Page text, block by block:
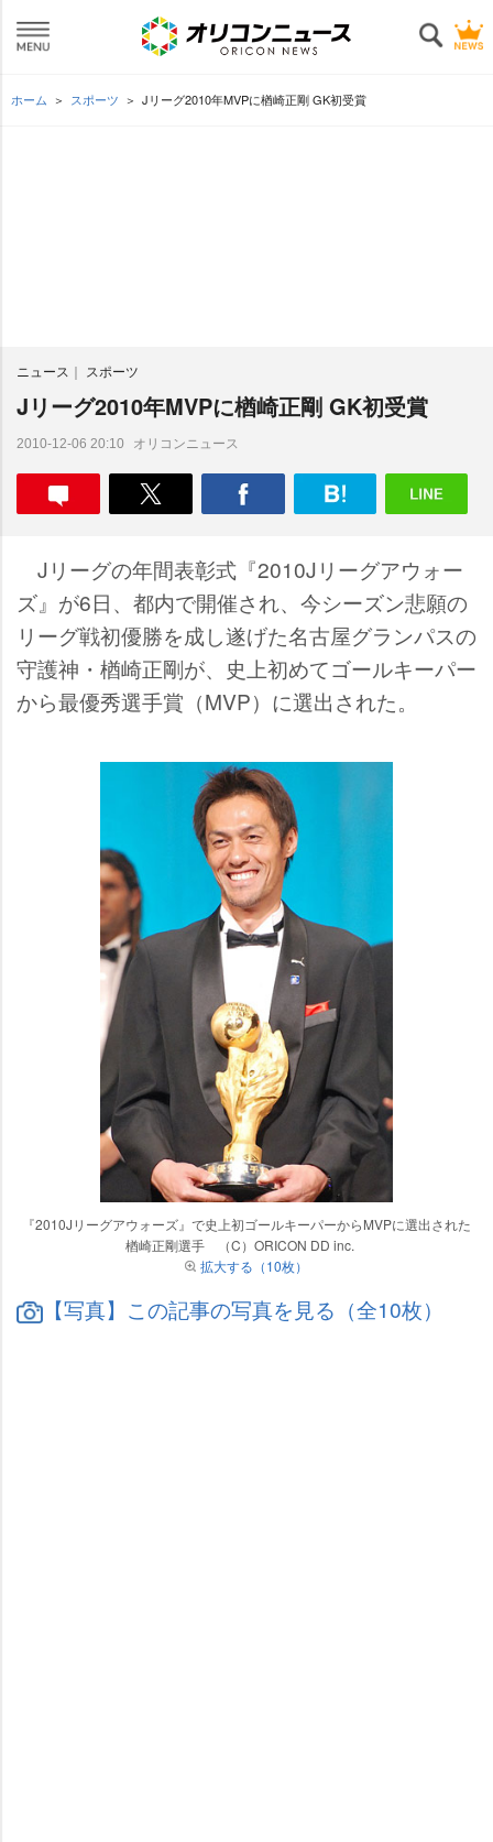
ホーム スポーツ Jリーグ2010年MVPに楢崎正剛 GK初受賞
ニュース スポーツ
Jリーグ2010年MVPに楢崎正剛 GK初受賞
2010-12-06 20:10 オリコンニュース
Jリーグの年間表彰式『2010Jリーグアウォー
ズ』が6日、都内で開催され、今シーズン悲願の
リーグ戦初優勝を成し遂げた名古屋グランパスの
守護神・楢崎正剛が、史上初めてゴールキーパー
から最優秀選手賞（MVP）に選出された。
『2010Jリーグアウォーズ』で史上初ゴールキーパーからMVPに選出された
楢崎正剛選手 （C）ORICON DD inc.
拡大する（10枚）
【写真】この記事の写真を見る（全10枚）